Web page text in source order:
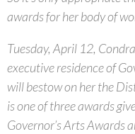
awards for her body of
Tuesday, April 12,
executive residence of
will bestow on her the
is one of three awards
Governor’s Arts Awards